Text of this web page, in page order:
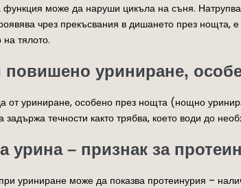
може да наруши цикъла на съня.
чрез прекъсвания в дишането през
на тялото.
повишено уриниране,
от уриниране, особено през нощта (нощно
течности както трябва, което води до
урина – признак за
уриниране може да показва протеинурия –